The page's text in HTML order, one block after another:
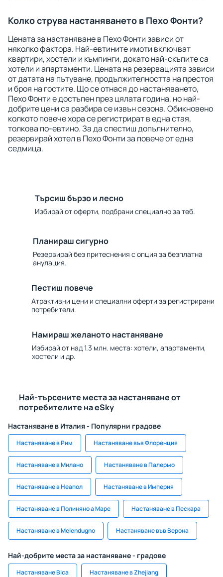
Колко струва настаняването в Пехо Фонти?
Цената за настаняване в Пехо Фонти зависи от
няколко фактора. Най-евтините имоти включват
квартири, хостели и къмпинги, докато най-скъпите са
хотели и апартаменти. Цената на резервацията зависи
от датата на пътуване, продължителността на престоя
и броя на гостите. Що се отнася до настаняването,
Пехо Фонти е достъпен през цялата година, но най-
добрите цени са разбира се извън сезона. Обикновено
колкото повече хора се регистрират в една стая,
толкова по-евтино. За да спестиш допълнително,
резервирай хотел в Пехо Фонти за повече от една
седмица.
Търсиш бързо и лесно
Избирай от оферти, подбрани специално за теб.
Планираш сигурно
Резервирай без притеснения с опция за безплатна
анулация.
Пестиш повече
Атрактивни цени и специални оферти за регистрирани
потребители.
Намираш желаното настаняване
Избирай от над 1.3 млн. места: хотели, апартаменти,
хостели и др.
Най-търсените места за настаняване от
потребителите на eSky
Настаняване в Италия - Популярни градове
Настаняване в Рим Настаняване във Флоренция
Настаняване в Милано Настаняване в Палермо
Настаняване в Неапол Настаняване в Империя
Настаняване в Полиняно а Маре Настаняване в Пескара
Настаняване в Melendugno Настаняване във Верона
Най-добрите места за настаняване - градове
Настаняване Bica Настаняване в Zhejiang